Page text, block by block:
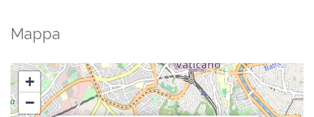
Mappa
+
−